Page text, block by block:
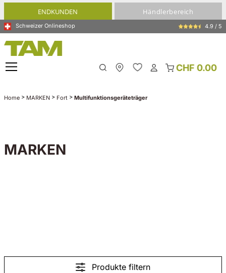
springenENDKUNDEN Händlerbereich
Schweizer Onlineshop 4.9 / 5
CHF 0.00
Home > MARKEN > Fort > Multifunktionsgeräteträger
MARKEN
Produkte filtern